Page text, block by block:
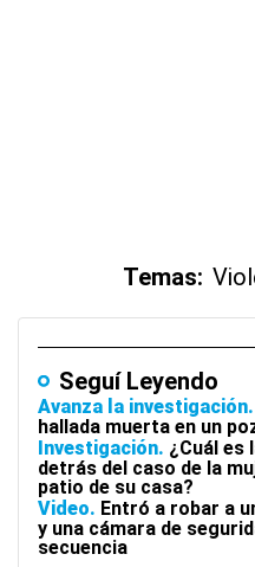
Temas:
Seguí Leyendo
Avanza la investigación
hallada muerta en un
Investigación ¿Cuál es
detrás del caso de la
patio de su casa?
Video Entró a robar a
y una cámara de
secuencia